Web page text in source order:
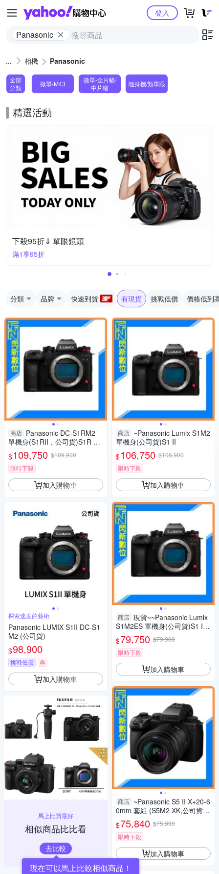
Yahoo購物中心
Panasonic
登入
相機 Panasonic
全部
分類
微單-M43
微單-全片幅/
中片幅
隨身機/類單眼
精選活動
下殺95折⇓ 單眼鏡頭
滿1享95折
分類 品牌 快速到貨 有現貨 挑戰低價 價格低到
商店 Panasonic DC-S1RM2
單機身(S1RII，公司貨)S1R Ma
rk II S1R2
$109,750 $109,900
限時下殺
加入購物車
探索速度的藝術
Panasonic LUMIX S1II DC-S1
M2 (公司貨)
$98,900
挑戰低價 券
加入購物車
馬上比買最好
相似商品比比看
去比較
現在可以馬上比較相似商品！
商店 ~Panasonic Lumix S1M2
單機身(公司貨)S1 II
$106,750 $106,900
限時下殺
加入購物車
商店 現貨~~Panasonic Lumix
S1M2ES 單機身(公司貨)S1 II
ES
$79,750 $79,900
限時下殺
加入購物車
商店 ~Panasonic S5 II X+20-6
0mm 套組 (S5M2 XK,公司貨)
S5IIXK
$75,840 $75,990
限時下殺
加入購物車